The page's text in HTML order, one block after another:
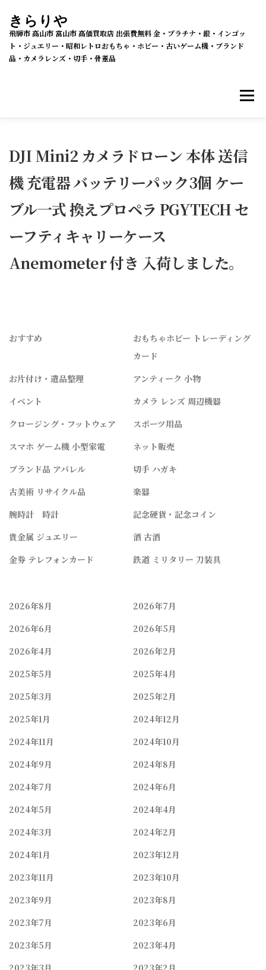
ン
ス
ッ
きらりや
飛騨市 高山市 富山市 高価買取店 出張費無料 金・プラチナ・銀・インゴッ
ト・ジュエリー・昭和レトロおもちゃ・ホビー・古いゲーム機・ブランド
品・カメラレンズ・切手・骨董品
メニ
メルカリSHOPS 公式ラクマ店 ヤフー2号店
買取の流れ 会社概要
DJI Mini2 カメラドローン 本体 送信
機 充電器 バッテリーパック3個 ケー
ブル一式 換えプロペラ PGYTECH セ
ーフティキャリーケース
Anemometer 付き 入荷しました。
おすすめ
おもちゃホビー トレーディング
カード
お片付け・遺品整理
アンティーク 小物
イベント
カメラ レンズ 周辺機器
クロージング・フットウェア
スポーツ用品
スマホ ゲーム機 小型家電
ネット販売
ブランド品 アパレル
切手 ハガキ
古美術 リサイクル品
楽器
腕時計 時計
記念硬貨・記念コイン
貴金属 ジュエリー
酒 古酒
金券 テレフォンカード
鉄道 ミリタリー 刀装具
2026年8月
2026年7月
2026年6月
2026年5月
2026年4月
2026年2月
2025年5月
2025年4月
2025年3月
2025年2月
2025年1月
2024年12月
2024年11月
2024年10月
2024年9月
2024年8月
2024年7月
2024年6月
2024年5月
2024年4月
2024年3月
2024年2月
2024年1月
2023年12月
2023年11月
2023年10月
2023年9月
2023年8月
2023年7月
2023年6月
2023年5月
2023年4月
2023年3月
2023年2月